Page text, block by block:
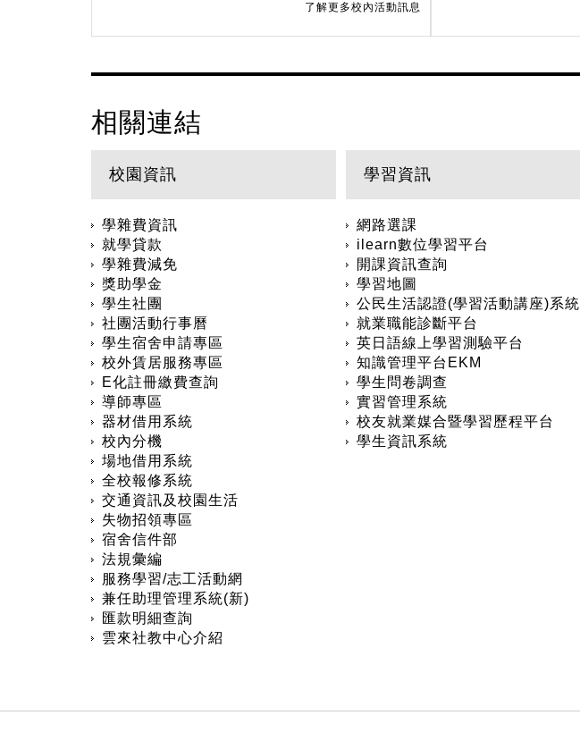
了解更多校內活動訊息
相關連結
校園資訊
學雜費資訊
就學貸款
學雜費減免
獎助學金
學生社團
社團活動行事曆
學生宿舍申請專區
校外賃居服務專區
E化註冊繳費查詢
導師專區
器材借用系統
校內分機
場地借用系統
全校報修系統
交通資訊及校園生活
失物招領專區
宿舍信件部
法規彙編
服務學習/志工活動網
兼任助理管理系統(新)
匯款明細查詢
雲來社教中心介紹
學習資訊
網路選課
ilearn數位學習平台
開課資訊查詢
學習地圖
公民生活認證(學習活動講座)系統
就業職能診斷平台
英日語線上學習測驗平台
知識管理平台EKM
學生問卷調查
實習管理系統
校友就業媒合暨學習歷程平台
學生資訊系統